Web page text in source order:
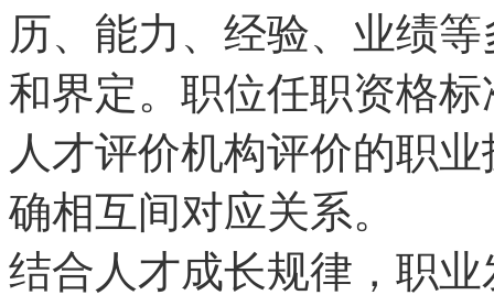
历、能力、经验、业绩
和界定。职位任职资格
人才评价机构评价的职
确相互间对应关系。
结合人才成长规律，职